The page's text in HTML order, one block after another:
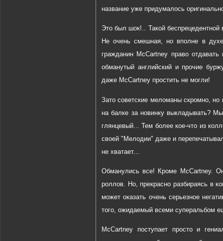
название уже придумалось
Это был шок!.. Такой
Не очень смешная, но вполне в
гражданин McCartney право
обманутый английский и прочие
даже McCartney простить не могли!
Зато советские меломаны скромно,
на балке за новинку выкладывать?
глянцевый... Тем более кое-что из
своей "Мелодии" даже и
не хватает...
Обманулись все! Кроме McCartney.
роллов. Но, прекрасно разбираясь в
может оказать очень серьезное
того, ожидаемый всеми суперальбом
McCartney поступает просто и